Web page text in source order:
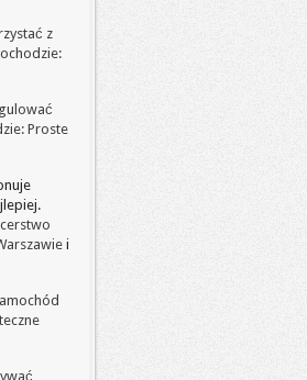
z
Proste
i